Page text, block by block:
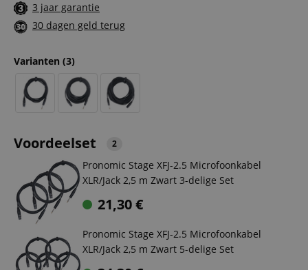
3 jaar garantie
30 dagen geld terug
Varianten (3)
Voordeelset 2
Pronomic Stage XFJ-2.5 Microfoonkabel
XLR/Jack 2,5 m Zwart 3-delige Set
21,30€
Pronomic Stage XFJ-2.5 Microfoonkabel
XLR/Jack 2,5 m Zwart 5-delige Set